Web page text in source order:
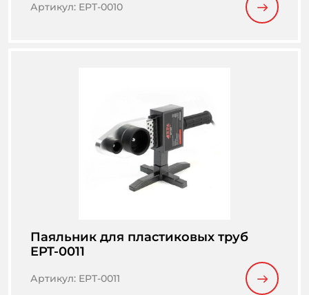
Артикул: EPT-0010
Паяльник для пластиковых труб
EPT-0011
Артикул: EPT-0011